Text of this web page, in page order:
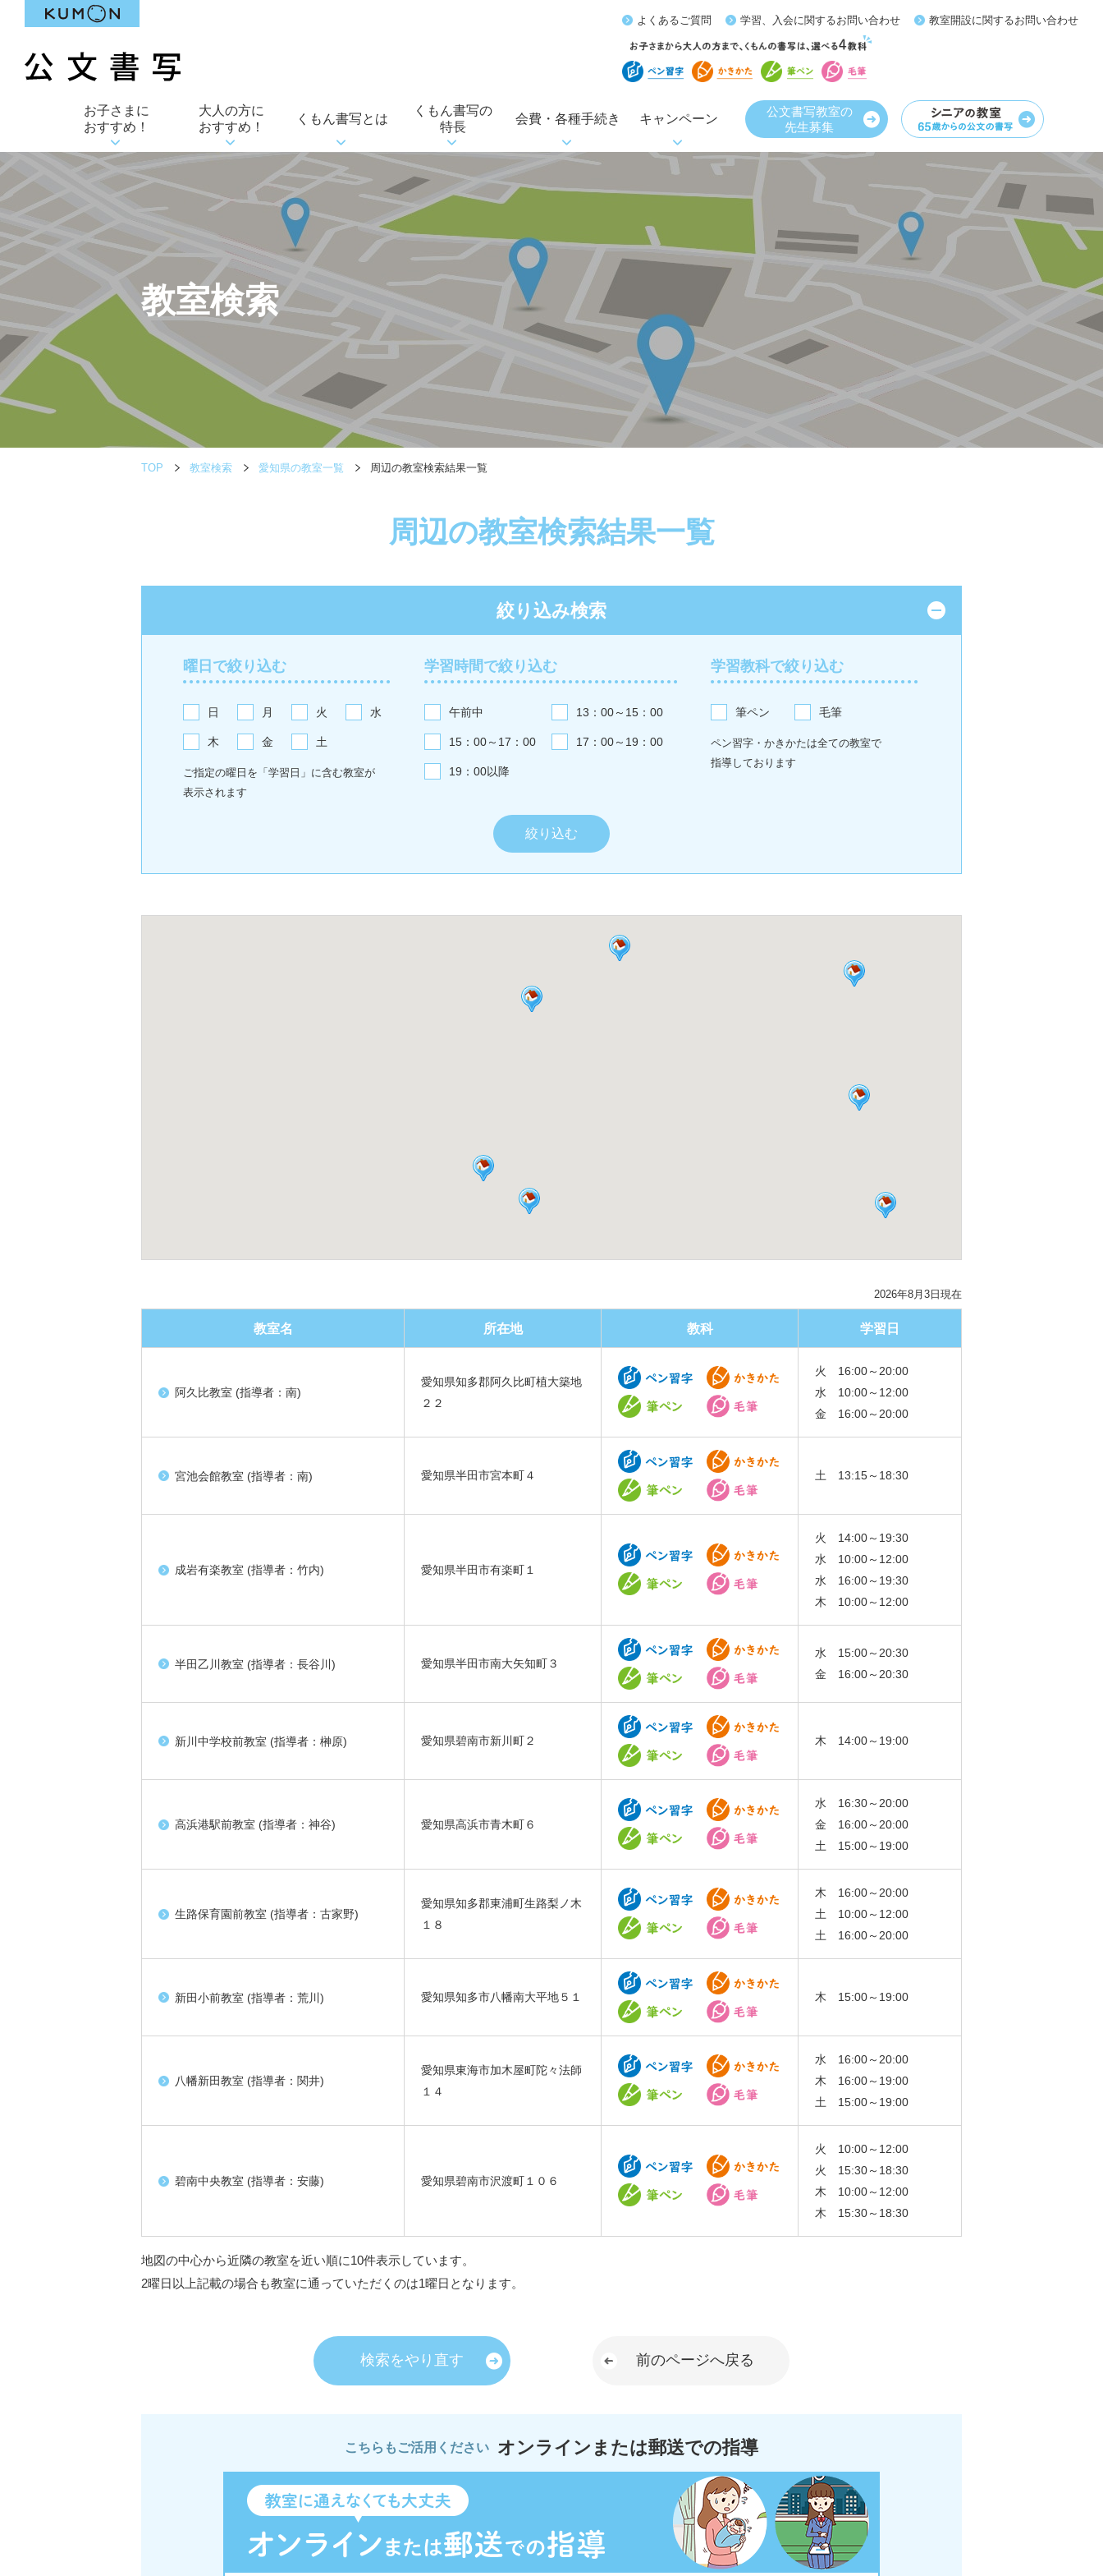
よくあるご質問 学習、入会に関するお問い合わせ 教室開設に関するお問い合わせ
お子さまに
おすすめ！
大人の方に
おすすめ！
くもん書写とは
くもん書写の
特長
会費・各種手続き キャンペーン
公文書写教室の
先生募集
教室検索
TOP 教室検索 愛知県の教室一覧 周辺の教室検索結果一覧
周辺の教室検索結果一覧
絞り込み検索
曜日で絞り込む
日 月 火 水
木 金 土
ご指定の曜日を「学習日」に含む教室が
表示されます
学習時間で絞り込む
午前中 13：00～15：00
15：00～17：00 17：00～19：00
19：00以降
学習教科で絞り込む
筆ペン 毛筆
ペン習字・かきかたは全ての教室で
指導しております
2026年8月3日現在
教室名 所在地 教科 学習日
阿久比教室 (指導者：南)
愛知県知多郡阿久比町植大築地
２２
火 16:00～20:00
水 10:00～12:00
金 16:00～20:00
宮池会館教室 (指導者：南) 愛知県半田市宮本町４ 土 13:15～18:30
成岩有楽教室 (指導者：竹内) 愛知県半田市有楽町１
火 14:00～19:30
水 10:00～12:00
水 16:00～19:30
木 10:00～12:00
半田乙川教室 (指導者：長谷川) 愛知県半田市南大矢知町３
水 15:00～20:30
金 16:00～20:30
新川中学校前教室 (指導者：榊原) 愛知県碧南市新川町２ 木 14:00～19:00
高浜港駅前教室 (指導者：神谷) 愛知県高浜市青木町６
水 16:30～20:00
金 16:00～20:00
土 15:00～19:00
生路保育園前教室 (指導者：古家野)
愛知県知多郡東浦町生路梨ノ木
１８
木 16:00～20:00
土 10:00～12:00
土 16:00～20:00
新田小前教室 (指導者：荒川) 愛知県知多市八幡南大平地５１ 木 15:00～19:00
八幡新田教室 (指導者：関井)
愛知県東海市加木屋町陀々法師
１４
水 16:00～20:00
木 16:00～19:00
土 15:00～19:00
碧南中央教室 (指導者：安藤) 愛知県碧南市沢渡町１０６
火 10:00～12:00
火 15:30～18:30
木 10:00～12:00
木 15:30～18:30
地図の中心から近隣の教室を近い順に10件表示しています。
2曜日以上記載の場合も教室に通っていただくのは1曜日となります。
検索をやり直す 前のページへ戻る
こちらもご活用ください オンラインまたは郵送での指導